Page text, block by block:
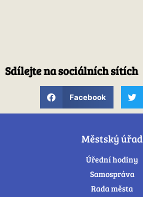
Sdílejte na sociálních sítích
Facebook
Městský úřad
Úřední hodiny
Samospráva
Rada města